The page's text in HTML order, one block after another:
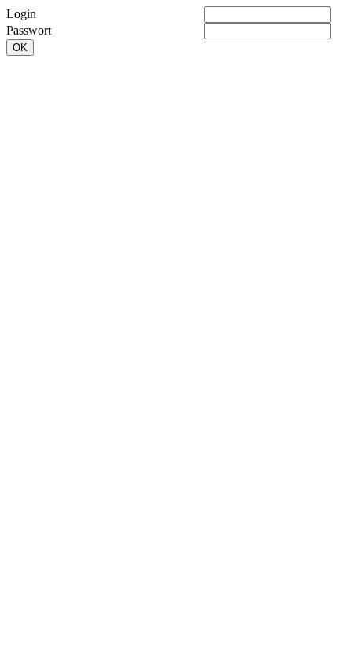
Login
Passwort